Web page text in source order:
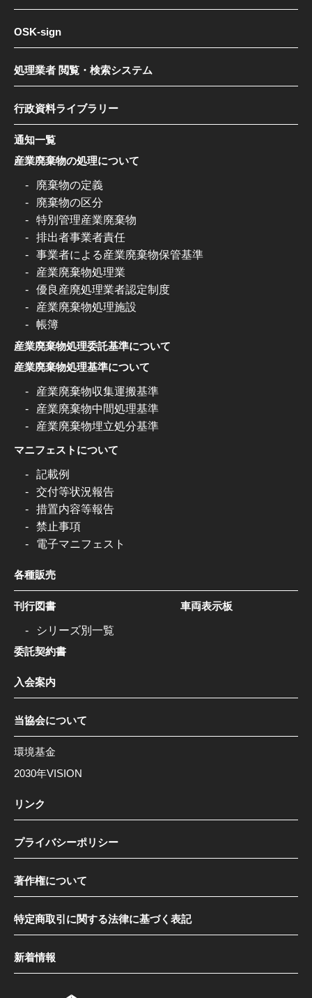
OSK-sign
処理業者 閲覧・検索システム
行政資料ライブラリー
通知一覧
産業廃棄物の処理について
廃棄物の定義
廃棄物の区分
特別管理産業廃棄物
排出者事業者責任
事業者による産業廃棄物保管基準
産業廃棄物処理業
優良産廃処理業者認定制度
産業廃棄物処理施設
帳簿
産業廃棄物処理委託基準について
産業廃棄物処理基準について
産業廃棄物収集運搬基準
産業廃棄物中間処理基準
産業廃棄物埋立処分基準
マニフェストについて
記載例
交付等状況報告
措置内容等報告
禁止事項
電子マニフェスト
各種販売
刊行図書
シリーズ別一覧
委託契約書
車両表示板
入会案内
当協会について
環境基金
2030年VISION
リンク
プライバシーポリシー
著作権について
特定商取引に関する法律に基づく表記
新着情報